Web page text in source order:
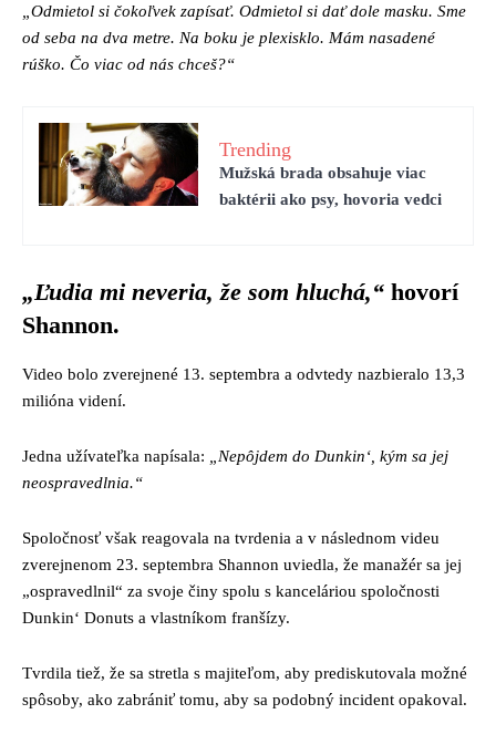
„Odmietol si čokoľvek zapísať. Odmietol si dať dole masku. Sme
od seba na dva metre. Na boku je plexisklo. Mám nasadené
rúško. Čo viac od nás chceš?“
Trending
Mužská brada obsahuje viac
baktérii ako psy, hovoria vedci
„Ľudia mi neveria, že som hluchá,“ hovorí
Shannon.
Video bolo zverejnené 13. septembra a odvtedy nazbieralo 13,3
milióna videní.
Jedna užívateľka napísala: „Nepôjdem do Dunkin‘, kým sa jej
neospravedlnia.“
Spoločnosť však reagovala na tvrdenia a v následnom videu
zverejnenom 23. septembra Shannon uviedla, že manažér sa jej
„ospravedlnil“ za svoje činy spolu s kanceláriou spoločnosti
Dunkin‘ Donuts a vlastníkom franšízy.
Tvrdila tiež, že sa stretla s majiteľom, aby prediskutovala možné
spôsoby, ako zabrániť tomu, aby sa podobný incident opakoval.